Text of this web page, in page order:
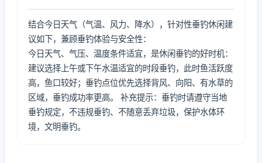
结合今日天气（气温、风力、降水），针对性垂钓休闲建
议如下，兼顾垂钓体验与安全性：
今日天气、气压、温度条件适宜，是休闲垂钓的好时机：
建议选择上午或下午水温适宜的时段垂钓，此时鱼活跃度
高，鱼口较好；垂钓点位优先选择背风、向阳、有水草的
区域，垂钓成功率更高。 补充提示：垂钓时请遵守当地
垂钓规定，不违规垂钓、不随意丢弃垃圾，保护水体环
境，文明垂钓。